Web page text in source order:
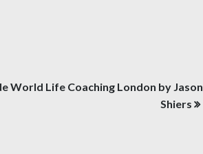
World Life Coaching London by Jason
Shiers